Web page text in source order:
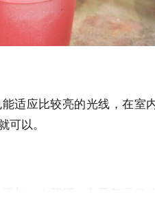
适应比较亮的光线，在室
可以。